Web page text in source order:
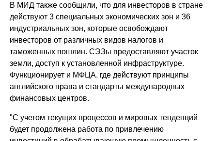
В МИД также сообщили, что для инвесторов в стране
действуют 3 специальных экономических зон и 36
индустриальных зон, которые освобождают
инвесторов от различных видов налогов и
таможенных пошлин. СЭЗы предоставляют участок
земли, доступ к установленной инфраструктуре.
Функционирует и МФЦА, где действуют принципы
английского права и стандарты международных
финансовых центров.
"С учетом текущих процессов и мировых тенденций
будет продолжена работа по привлечению